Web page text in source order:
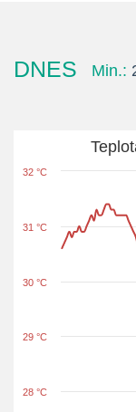
DNES
Min.:
28 °C
29 °C
30 °C
31 °C
32 °C